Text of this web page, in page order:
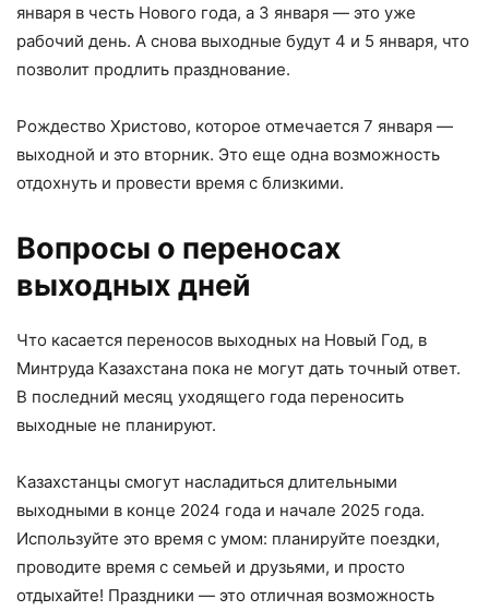
января в честь Нового года, а 3 января — это уже
рабочий день. А снова выходные будут 4 и 5 января, что
позволит продлить празднование.
Рождество Христово, которое отмечается 7 января —
выходной и это вторник. Это еще одна возможность
отдохнуть и провести время с близкими.
Вопросы о переносах
выходных дней
Что касается переносов выходных на Новый Год, в
Минтруда Казахстана пока не могут дать точный ответ.
В последний месяц уходящего года переносить
выходные не планируют.
Казахстанцы смогут насладиться длительными
выходными в конце 2024 года и начале 2025 года.
Используйте это время с умом: планируйте поездки,
проводите время с семьей и друзьями, и просто
отдыхайте! Праздники — это отличная возможность